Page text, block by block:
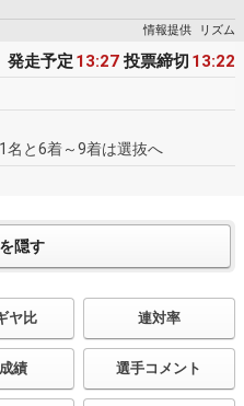
情報提供
リズム
発走予定 13:27 投票締切 13:22
名と6着～9着は選抜へ
ヤ比 連対率
績 選手コメント